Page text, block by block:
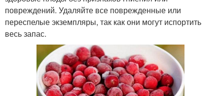
повреждений. Удаляйте все поврежденные или
переспелые экземпляры, так как они могут испортить
весь запас.